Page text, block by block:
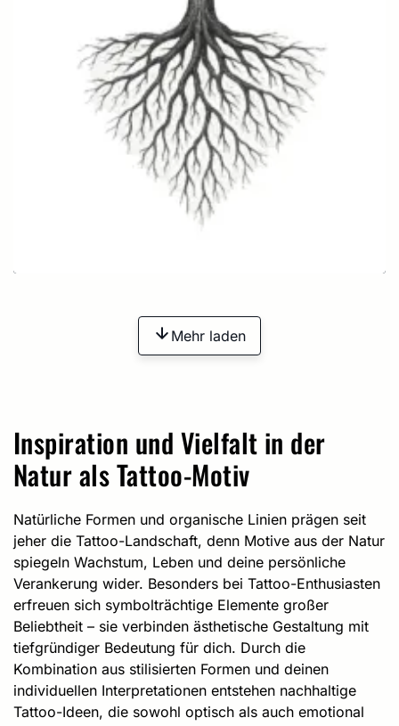
Mehr laden
Inspiration und Vielfalt in der
Natur als Tattoo-Motiv
Natürliche Formen und organische Linien prägen seit
jeher die Tattoo-Landschaft, denn Motive aus der Natur
spiegeln Wachstum, Leben und deine persönliche
Verankerung wider. Besonders bei Tattoo-Enthusiasten
erfreuen sich symbolträchtige Elemente großer
Beliebtheit – sie verbinden ästhetische Gestaltung mit
tiefgründiger Bedeutung für dich. Durch die
Kombination aus stilisierten Formen und deinen
individuellen Interpretationen entstehen nachhaltige
Tattoo-Ideen, die sowohl optisch als auch emotional